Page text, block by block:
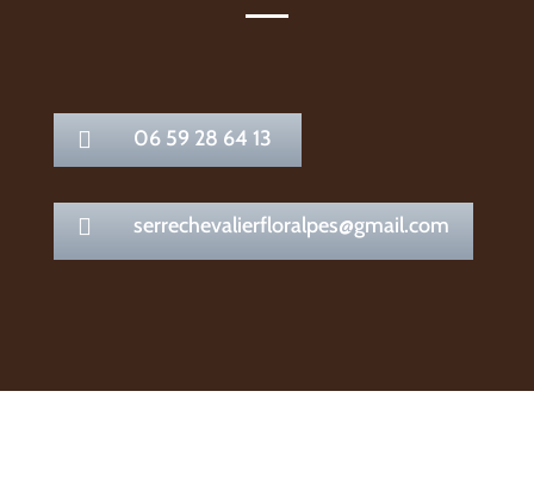
 06 59 28 64 13
 serrechevalierfloralpes@gmail.com